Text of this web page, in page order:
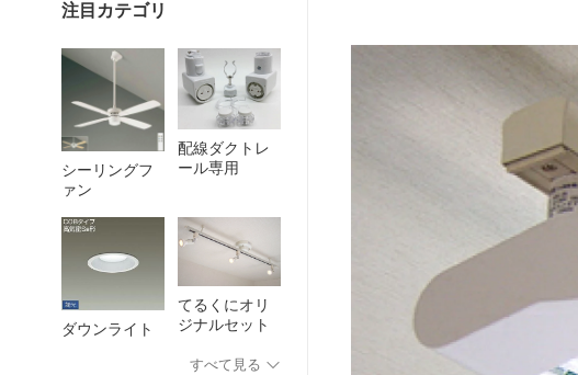
注目カテゴリ
シーリングフ
ァン
配線ダクトレ
ール専用
ダウンライト
てるくにオリ
ジナルセット
すべて見る